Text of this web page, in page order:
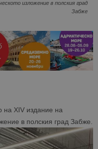
изложение в полския град
Забже
на XIV издание на
в полския град Забже.